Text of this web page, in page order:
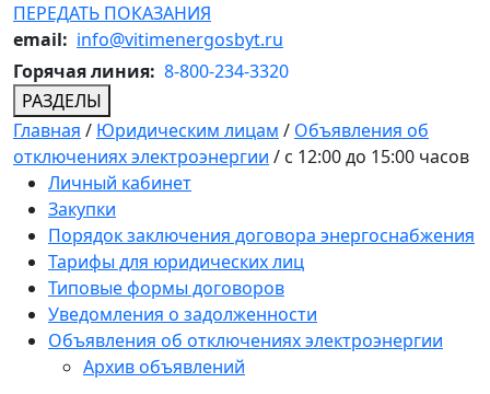
ПЕРЕДАТЬ ПОКАЗАНИЯ
email: info@vitimenergosbyt.ru
Горячая линия: 8-800-234-3320
РАЗДЕЛЫ
Главная / Юридическим лицам / Объявления об
отключениях электроэнергии / с 12:00 до 15:00 часов
Личный кабинет
Закупки
Порядок заключения договора энергоснабжения
Тарифы для юридических лиц
Типовые формы договоров
Уведомления о задолженности
Объявления об отключениях электроэнергии
Архив объявлений